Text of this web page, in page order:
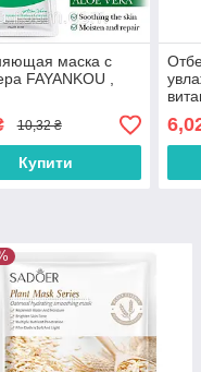
маска с
FAYANKOU ,
10,32 ₴
Купити
25г.